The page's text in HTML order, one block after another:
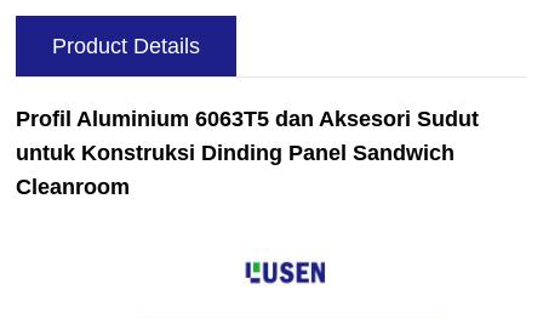
Product Details
Profil Aluminium 6063T5 dan Aksesori Sudut
untuk Konstruksi Dinding Panel Sandwich
Cleanroom